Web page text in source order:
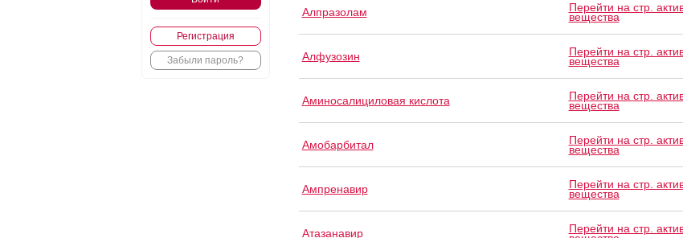
Регистрация
Забыли пароль?
Алпразолам Перейти на стр.
вещества
Алфузозин Перейти на стр.
вещества
Аминосалициловая кислота Перейти на стр.
вещества
Амобарбитал Перейти на стр.
вещества
Ампренавир Перейти на стр.
вещества
Атазанавир Перейти на стр.